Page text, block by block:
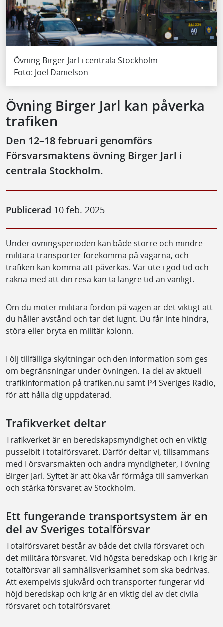
Övning Birger Jarl i centrala Stockholm
Foto: Joel Danielson
Övning Birger Jarl kan påverka
trafiken
Den 12–18 februari genomförs
Försvarsmaktens övning Birger Jarl i
centrala Stockholm.
Publicerad 10 feb. 2025
Under övningsperioden kan både större och mindre
militära transporter förekomma på vägarna, och
trafiken kan komma att påverkas. Var ute i god tid och
räkna med att din resa kan ta längre tid än vanligt.
Om du möter militära fordon på vägen är det viktigt att
du håller avstånd och tar det lugnt. Du får inte hindra,
störa eller bryta en militär kolonn.
Följ tillfälliga skyltningar och den information som ges
om begränsningar under övningen. Ta del av aktuell
trafikinformation på trafiken.nu samt P4 Sveriges Radio,
för att hålla dig uppdaterad.
Trafikverket deltar
Trafikverket är en beredskapsmyndighet och en viktig
pusselbit i totalförsvaret. Därför deltar vi, tillsammans
med Försvarsmakten och andra myndigheter, i övning
Birger Jarl. Syftet är att öka vår förmåga till samverkan
och stärka försvaret av Stockholm.
Ett fungerande transportsystem är en
del av Sveriges totalförsvar
Totalförsvaret består av både det civila försvaret och
det militära försvaret. Vid högsta beredskap och i krig är
totalförsvar all samhällsverksamhet som ska bedrivas.
Att exempelvis sjukvård och transporter fungerar vid
höjd beredskap och krig är en viktig del av det civila
försvaret och totalförsvaret.